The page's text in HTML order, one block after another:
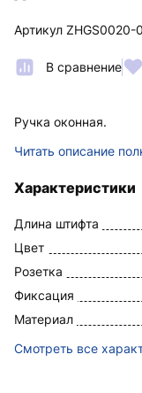
Артикул ZHGS0020-
В сравнение
Ручка оконная.
Читать описание
Характеристики
Длина штифта
Цвет
Розетка
Фиксация
Материал
Смотреть все